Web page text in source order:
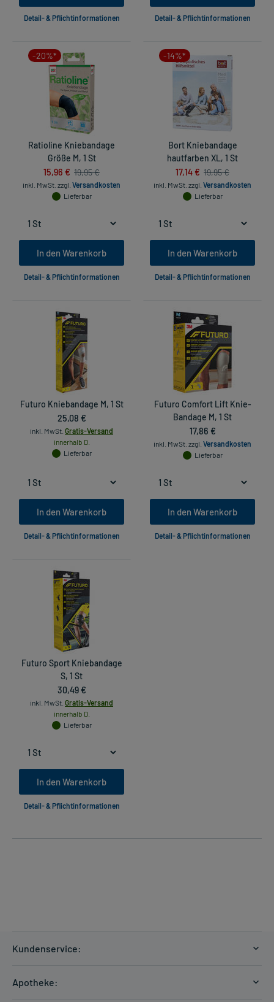
Detail- & Pflichtinformationen Detail- & Pflichtinformationen
-20%*
Ratioline Kniebandage
Größe M, 1 St
15,96 € 19,95 €
inkl. MwSt. zzgl. Versandkosten
Lieferbar
In den Warenkorb
Detail- & Pflichtinformationen
-14%*
Bort Kniebandage
hautfarben XL, 1 St
17,14 € 19,95 €
inkl. MwSt. zzgl. Versandkosten
Lieferbar
In den Warenkorb
Detail- & Pflichtinformationen
Futuro Kniebandage M, 1 St
25,08 €
inkl. MwSt. Gratis-Versand
innerhalb D.
Lieferbar
In den Warenkorb
Detail- & Pflichtinformationen
Futuro Comfort Lift Knie-
Bandage M, 1 St
17,86 €
inkl. MwSt. zzgl. Versandkosten
Lieferbar
In den Warenkorb
Detail- & Pflichtinformationen
Futuro Sport Kniebandage
S, 1 St
30,49 €
inkl. MwSt. Gratis-Versand
innerhalb D.
Lieferbar
In den Warenkorb
Detail- & Pflichtinformationen
Kundenservice:
Zahlungsarten
Apotheke: